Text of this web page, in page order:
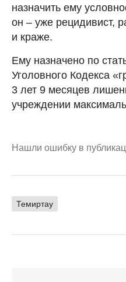
назначить ему
он – уже рецидивист,
и краже.
Ему назначено по
Уголовного Кодекса
3 лет 9 месяцев
учреждении
Нашли ошибку в
Темиртау